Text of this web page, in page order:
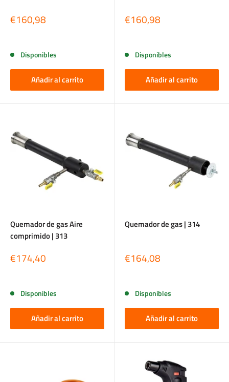
Precio
de
€160,98
Disponibles
Añadir al carrito
Precio
de
€160,98
Disponibles
Añadir al carrito
Quemador de gas Aire
comprimido | 313
Precio
de
€174,40
Disponibles
Añadir al carrito
Quemador de gas | 314
Precio
de
€164,08
Disponibles
Añadir al carrito